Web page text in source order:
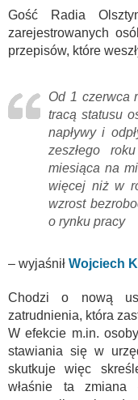
Gość Radia
zarejestrowanych
przepisów, które
Od 1 czerwca
tracą statusu
napływy i
zeszłego
miesiąca na
więcej niż w
wzrost
o rynku pracy
– wyjaśnił Wojciech
Chodzi o nową
zatrudnienia, która
W efekcie m.in.
stawiania się w
skutkuje więc
właśnie ta